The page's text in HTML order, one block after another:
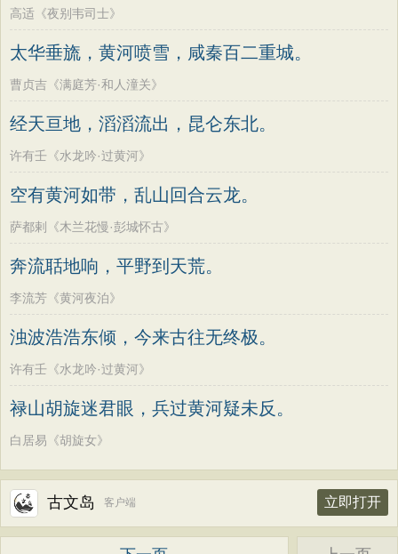
高适《夜别韦司士》
太华垂旒，黄河喷雪，咸秦百二重城。
曹贞吉《满庭芳·和人潼关》
经天亘地，滔滔流出，昆仑东北。
许有壬《水龙吟·过黄河》
空有黄河如带，乱山回合云龙。
萨都剌《木兰花慢·彭城怀古》
奔流聒地响，平野到天荒。
李流芳《黄河夜泊》
浊波浩浩东倾，今来古往无终极。
许有壬《水龙吟·过黄河》
禄山胡旋迷君眼，兵过黄河疑未反。
白居易《胡旋女》
古文岛 客户端 立即打开